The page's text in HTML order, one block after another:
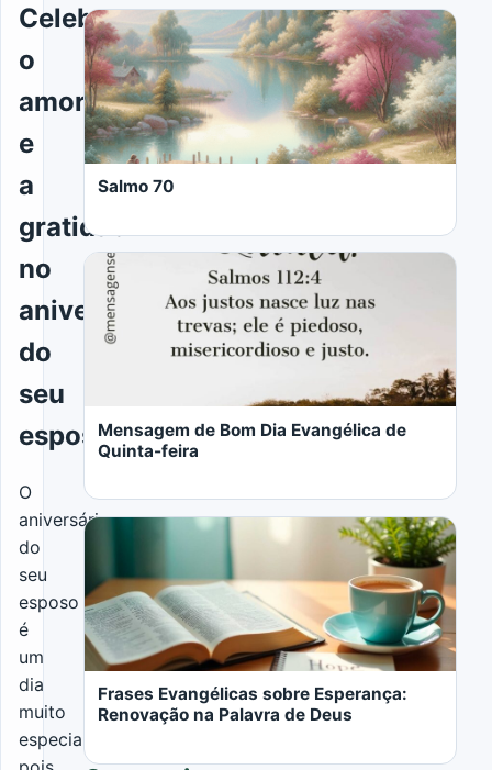
Celebre
o
amor
e
a
gratidão
no
aniversário
do
seu
esposo
O
aniversário
do
seu
esposo
é
um
dia
muito
especial,
LER MAIS
Salmo 70
Mensagem de Bom Dia Evangélica de
Quinta-feira
LER MAIS
Frases Evangélicas sobre Esperança:
Renovação na Palavra de Deus